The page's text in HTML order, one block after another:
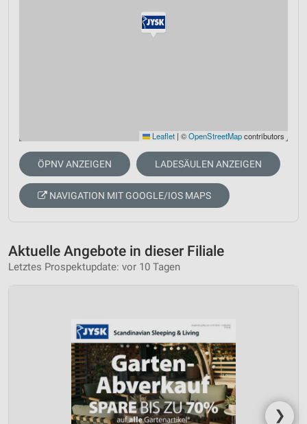
Leaflet | ©OpenStreetMapcontributors
ÖPNV ANZEIGEN LADESÄULEN ANZEIGEN
NAVIGATION MIT GOOGLE/IOS MAPS
Aktuelle Angebote in dieser Filiale
Letztes Prospektupdate: vor 10 Tagen
❯